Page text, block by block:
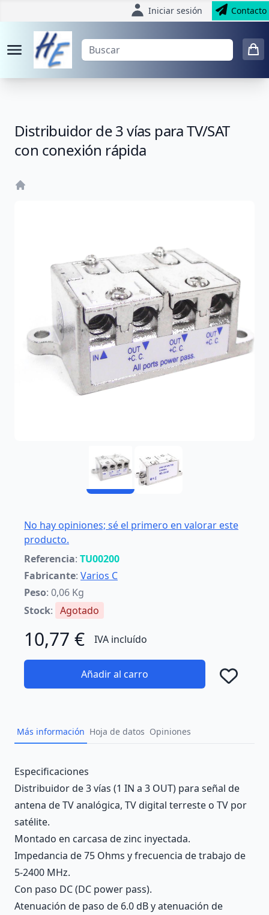
Iniciar sesión Contacto
Distribuidor de 3 vías para TV/SAT
con conexión rápida
No hay opiniones; sé el primero en valorar este
producto.
Referencia: TU00200
Fabricante: Varios C
Peso: 0,06 Kg
Stock: Agotado
10,77 € IVA incluído
Añadir al carro
Más información Hoja de datos Opiniones
Description
Especificaciones
Distribuidor de 3 vías (1 IN a 3 OUT) para señal de
antena de TV analógica, TV digital terreste o TV por
satélite.
Montado en carcasa de zinc inyectada.
Impedancia de 75 Ohms y frecuencia de trabajo de
5-2400 MHz.
Con paso DC (DC power pass).
Atenuación de paso de 6.0 dB y atenuación de